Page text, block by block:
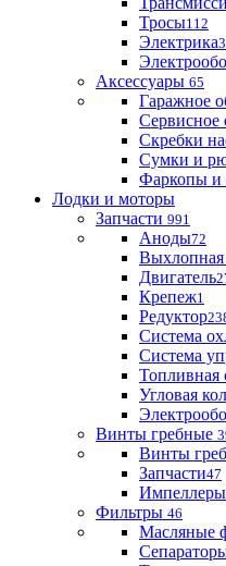
Тросы112
Электрика
Аксессуары 65
Гаражное
Сервисное
Скребки
Сумки и
Фаркопы и
Лодки и моторы
Запчасти 991
Аноды72
Выхлопная
Двигатель
Крепеж1
Редуктор
Система
Система
Топливная
Угловая
Винты гребные
Винты
Запчасти47
Импеллеры
Фильтры 46
Масляные